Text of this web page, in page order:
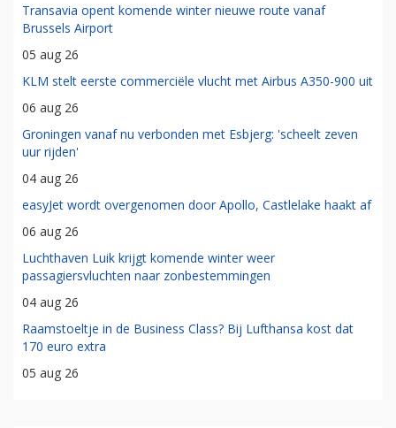
Transavia opent komende winter nieuwe route vanaf
Brussels Airport
05 aug 26
KLM stelt eerste commerciële vlucht met Airbus A350-900 uit
06 aug 26
Groningen vanaf nu verbonden met Esbjerg: 'scheelt zeven
uur rijden'
04 aug 26
easyJet wordt overgenomen door Apollo, Castlelake haakt af
06 aug 26
Luchthaven Luik krijgt komende winter weer
passagiersvluchten naar zonbestemmingen
04 aug 26
Raamstoeltje in de Business Class? Bij Lufthansa kost dat
170 euro extra
05 aug 26